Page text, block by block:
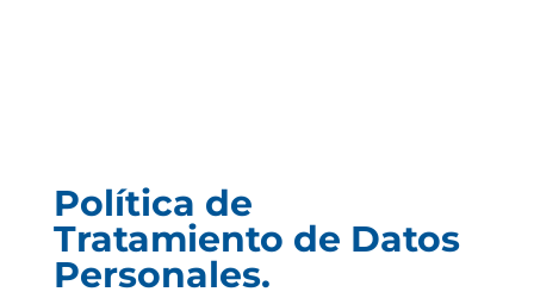
Política de
Tratamiento de Datos
Personales.